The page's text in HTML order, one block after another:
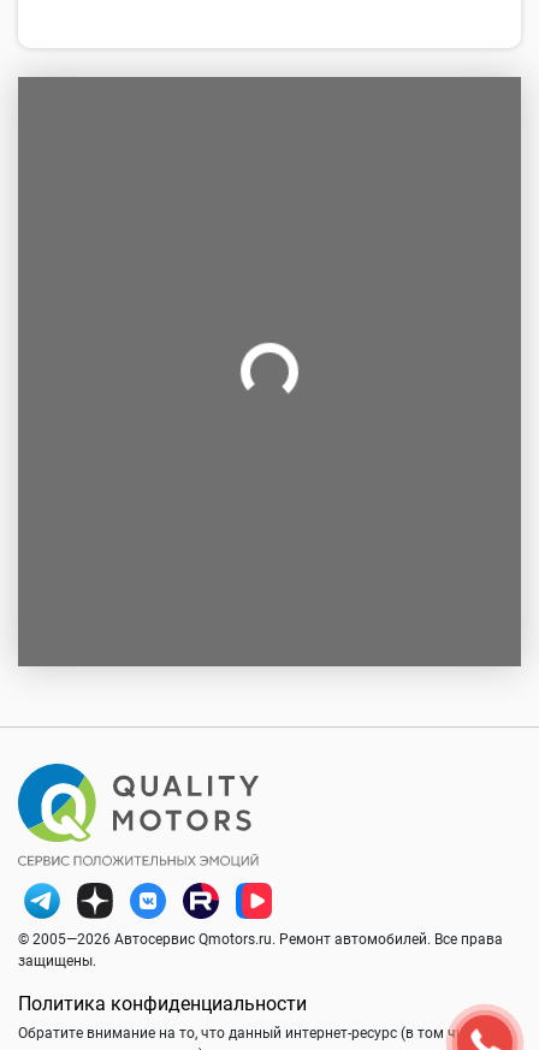
© 2005—2026 Автосервис Qmotors.ru. Ремонт автомобилей. Все права
защищены.
Политика конфиденциальности
Обратите внимание на то, что данный интернет-ресурс (в том числе